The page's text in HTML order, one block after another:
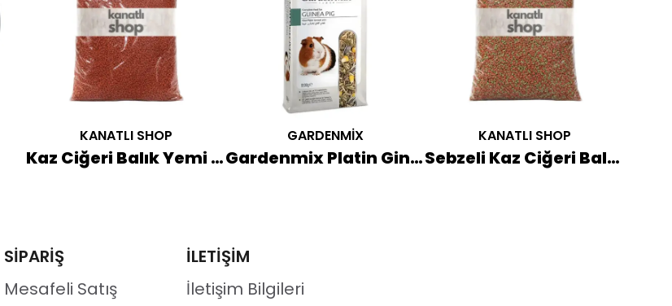
KANATLI SHOP
Kaz Ciğeri Balık Yemi 500 GR
GARDENMİX
Gardenmix Platin Ginepig Yemi 1 KG
KANATLI SHOP
Sebzeli Kaz Ciğeri Balık Yemi 500 GR
SİPARİŞ
Mesafeli Satış
İLETİŞİM
İletişim Bilgileri